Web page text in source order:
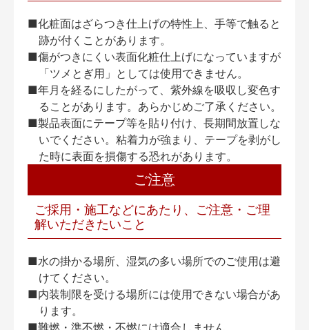
■化粧面はざらつき仕上げの特性上、手等で触ると
跡が付くことがあります。
■傷がつきにくい表面化粧仕上げになっていますが
「ツメとぎ用」としては使用できません。
■年月を経るにしたがって、紫外線を吸収し変色す
ることがあります。あらかじめご了承ください。
■製品表面にテープ等を貼り付け、長期間放置しな
いでください。粘着力が強まり、テープを剥がし
た時に表面を損傷する恐れがあります。
ご注意
ご採用・施工などにあたり、ご注意・ご理
解いただきたいこと
■水の掛かる場所、湿気の多い場所でのご使用は避
けてください。
■内装制限を受ける場所には使用できない場合があ
ります。
■難燃・準不燃・不燃には適合しません。